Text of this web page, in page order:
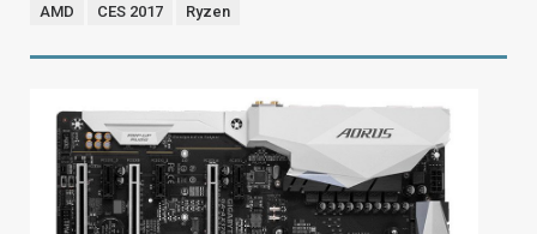
AMD CES 2017 Ryzen